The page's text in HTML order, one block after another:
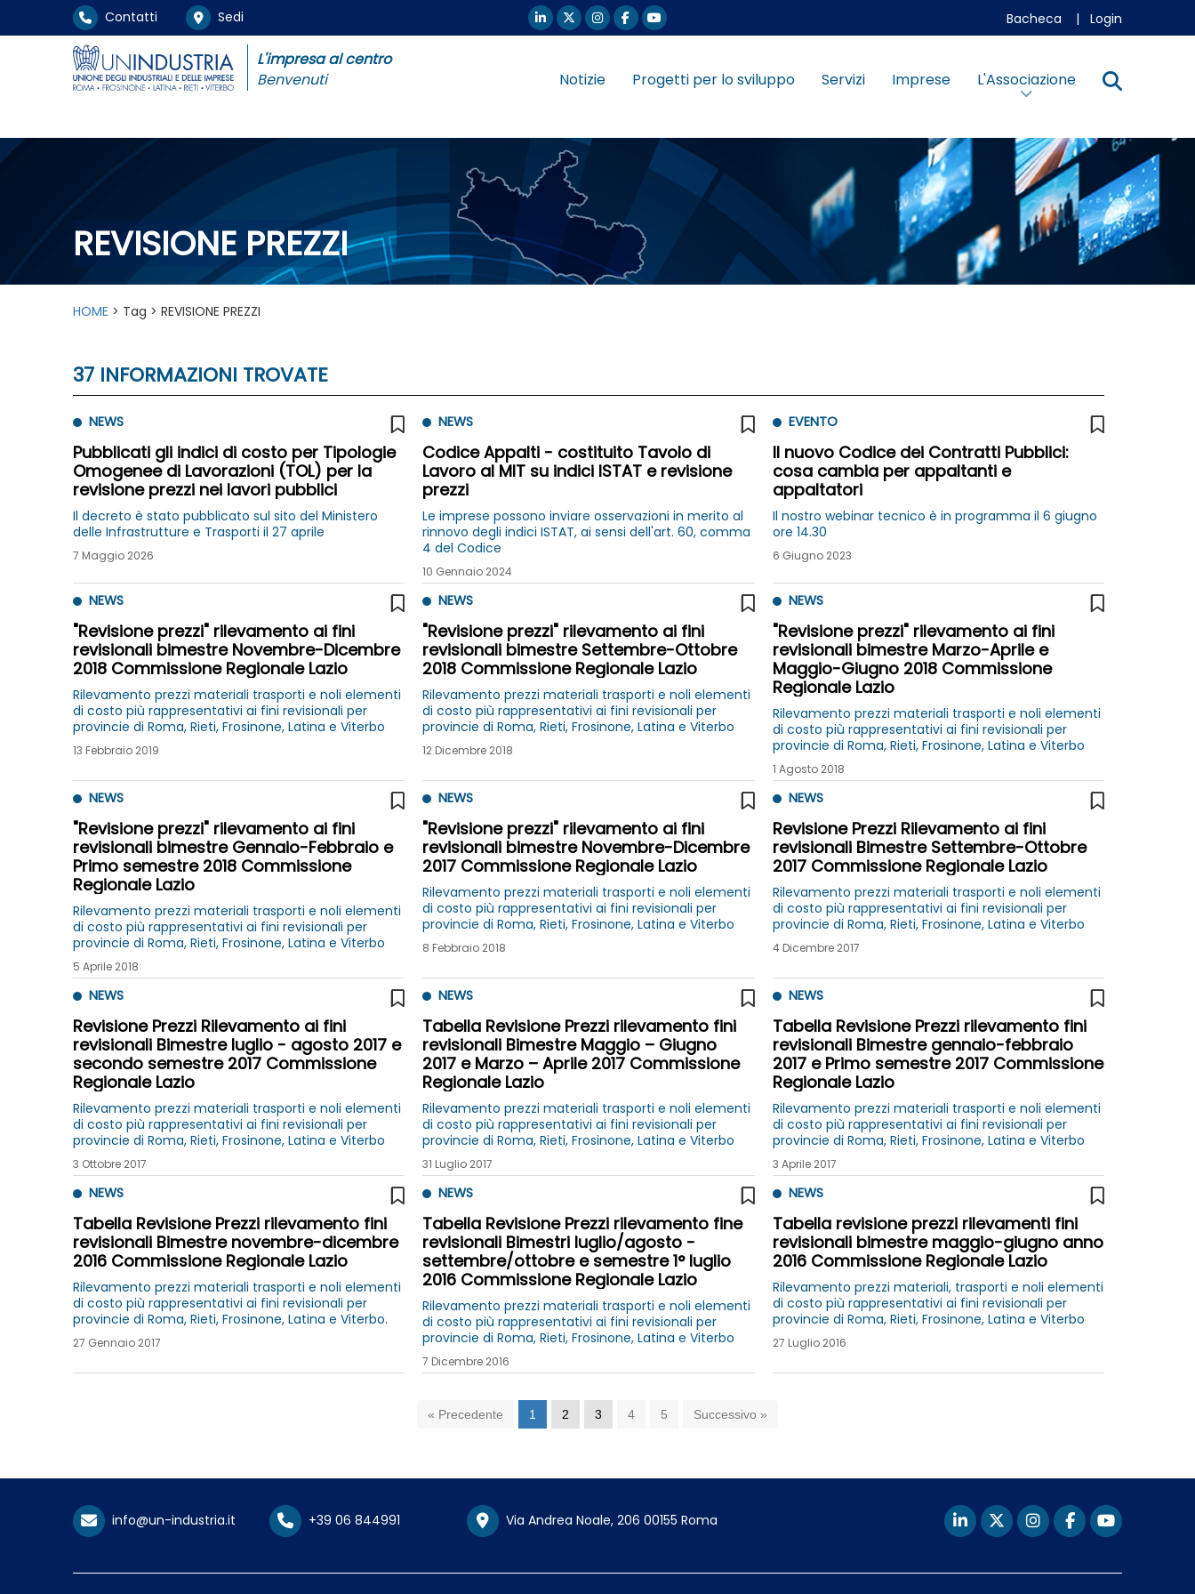
Contatti Sedi Bacheca | Login
L'impresa al centro
Benvenuti
Notizie Progetti per lo sviluppo Servizi Imprese L'Associazione
REVISIONE PREZZI
HOME > Tag > REVISIONE PREZZI
37 INFORMAZIONI TROVATE
NEWS
Pubblicati gli indici di costo per Tipologie
Omogenee di Lavorazioni (TOL) per la
revisione prezzi nei lavori pubblici
Il decreto è stato pubblicato sul sito del Ministero
delle Infrastrutture e Trasporti il 27 aprile
7 Maggio 2026
NEWS
Codice Appalti - costituito Tavolo di
Lavoro al MIT su indici ISTAT e revisione
prezzi
Le imprese possono inviare osservazioni in merito al
rinnovo degli indici ISTAT, ai sensi dell'art. 60, comma
4 del Codice
10 Gennaio 2024
EVENTO
Il nuovo Codice dei Contratti Pubblici:
cosa cambia per appaltanti e
appaltatori
Il nostro webinar tecnico è in programma il 6 giugno
ore 14.30
6 Giugno 2023
NEWS
"Revisione prezzi" rilevamento ai fini
revisionali bimestre Novembre-Dicembre
2018 Commissione Regionale Lazio
Rilevamento prezzi materiali trasporti e noli elementi
di costo più rappresentativi ai fini revisionali per
provincie di Roma, Rieti, Frosinone, Latina e Viterbo
13 Febbraio 2019
NEWS
"Revisione prezzi" rilevamento ai fini
revisionali bimestre Settembre-Ottobre
2018 Commissione Regionale Lazio
Rilevamento prezzi materiali trasporti e noli elementi
di costo più rappresentativi ai fini revisionali per
provincie di Roma, Rieti, Frosinone, Latina e Viterbo
12 Dicembre 2018
NEWS
"Revisione prezzi" rilevamento ai fini
revisionali bimestre Marzo-Aprile e
Maggio-Giugno 2018 Commissione
Regionale Lazio
Rilevamento prezzi materiali trasporti e noli elementi
di costo più rappresentativi ai fini revisionali per
provincie di Roma, Rieti, Frosinone, Latina e Viterbo
1 Agosto 2018
NEWS
"Revisione prezzi" rilevamento ai fini
revisionali bimestre Gennaio-Febbraio e
Primo semestre 2018 Commissione
Regionale Lazio
Rilevamento prezzi materiali trasporti e noli elementi
di costo più rappresentativi ai fini revisionali per
provincie di Roma, Rieti, Frosinone, Latina e Viterbo
5 Aprile 2018
NEWS
"Revisione prezzi" rilevamento ai fini
revisionali bimestre Novembre-Dicembre
2017 Commissione Regionale Lazio
Rilevamento prezzi materiali trasporti e noli elementi
di costo più rappresentativi ai fini revisionali per
provincie di Roma, Rieti, Frosinone, Latina e Viterbo
8 Febbraio 2018
NEWS
Revisione Prezzi Rilevamento ai fini
revisionali Bimestre Settembre-Ottobre
2017 Commissione Regionale Lazio
Rilevamento prezzi materiali trasporti e noli elementi
di costo più rappresentativi ai fini revisionali per
provincie di Roma, Rieti, Frosinone, Latina e Viterbo
4 Dicembre 2017
NEWS
Revisione Prezzi Rilevamento ai fini
revisionali Bimestre luglio - agosto 2017 e
secondo semestre 2017 Commissione
Regionale Lazio
Rilevamento prezzi materiali trasporti e noli elementi
di costo più rappresentativi ai fini revisionali per
provincie di Roma, Rieti, Frosinone, Latina e Viterbo
3 Ottobre 2017
NEWS
Tabella Revisione Prezzi rilevamento fini
revisionali Bimestre Maggio – Giugno
2017 e Marzo – Aprile 2017 Commissione
Regionale Lazio
Rilevamento prezzi materiali trasporti e noli elementi
di costo più rappresentativi ai fini revisionali per
provincie di Roma, Rieti, Frosinone, Latina e Viterbo
31 Luglio 2017
NEWS
Tabella Revisione Prezzi rilevamento fini
revisionali Bimestre gennaio-febbraio
2017 e Primo semestre 2017 Commissione
Regionale Lazio
Rilevamento prezzi materiali trasporti e noli elementi
di costo più rappresentativi ai fini revisionali per
provincie di Roma, Rieti, Frosinone, Latina e Viterbo
3 Aprile 2017
NEWS
Tabella Revisione Prezzi rilevamento fini
revisionali Bimestre novembre-dicembre
2016 Commissione Regionale Lazio
Rilevamento prezzi materiali trasporti e noli elementi
di costo più rappresentativi ai fini revisionali per
provincie di Roma, Rieti, Frosinone, Latina e Viterbo.
27 Gennaio 2017
NEWS
Tabella Revisione Prezzi rilevamento fine
revisionali Bimestri luglio/agosto -
settembre/ottobre e semestre 1° luglio
2016 Commissione Regionale Lazio
Rilevamento prezzi materiali trasporti e noli elementi
di costo più rappresentativi ai fini revisionali per
provincie di Roma, Rieti, Frosinone, Latina e Viterbo
7 Dicembre 2016
NEWS
Tabella revisione prezzi rilevamenti fini
revisionali bimestre maggio-giugno anno
2016 Commissione Regionale Lazio
Rilevamento prezzi materiali, trasporti e noli elementi
di costo più rappresentativi ai fini revisionali per
provincie di Roma, Rieti, Frosinone, Latina e Viterbo
27 Luglio 2016
« Precedente 1 2 3 4 5 Successivo »
info@un-industria.it +39 06 844991 Via Andrea Noale, 206 00155 Roma